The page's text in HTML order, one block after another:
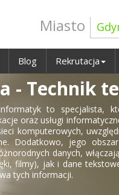
Miasto
Blog Rekrutacja
- Technik
to specjalista,
oraz usługi
komputerowych,
Dodatkowo, jego
danych,
filmy), jak i dane
tych informacji.